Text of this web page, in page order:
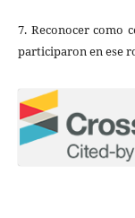
7. Reconocer como
participaron en ese